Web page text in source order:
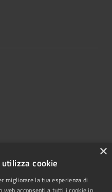
Copyright © 2025
×
cookie
migliorare la tua esperienza di